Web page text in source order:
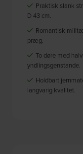
Praktisk slank
D 43 cm.
Romantisk
præg.
To døre med
yndlingsgenstande.
Holdbart
langvarig kvalitet.